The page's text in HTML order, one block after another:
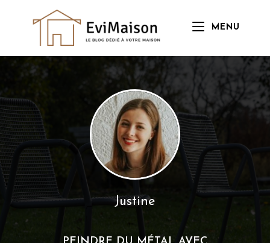
MENU
Justine